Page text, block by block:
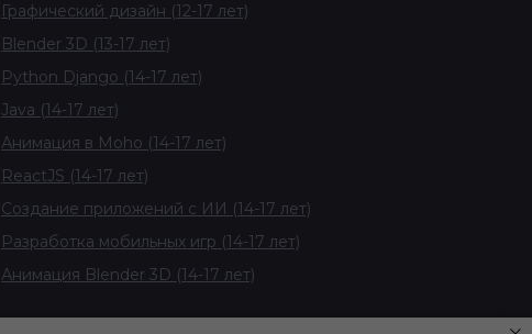
Графический дизайн (12-17 лет)
Blender 3D (13-17 лет)
Python Django (14-17 лет)
Java (14-17 лет)
Анимация в Moho (14-17 лет)
ReactJS (14-17 лет)
Создание приложений с ИИ (14-17 лет)
Разработка мобильных игр (14-17 лет)
Анимация Blender 3D (14-17 лет)